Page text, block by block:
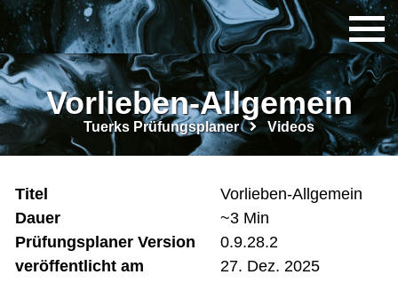
Vorlieben-Allgemein
Tuerks Prüfungsplaner Videos
Titel
Vorlieben-Allgemein
Dauer
~3 Min
Prüfungsplaner Version
0.9.28.2
veröffentlicht am
27. Dez. 2025